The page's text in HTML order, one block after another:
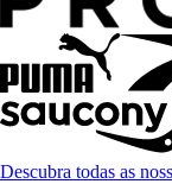
Descubra todas as